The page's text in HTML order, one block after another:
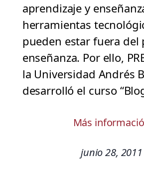
aprendizaje y
herramientas
pueden estar fuera del
enseñanza. Por ello,
la Universidad Andrés
desarrolló el curso
Más
junio 28, 2011